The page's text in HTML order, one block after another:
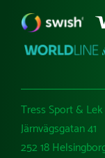
Tress Sport &
Järnvägsgatan 41
252 18